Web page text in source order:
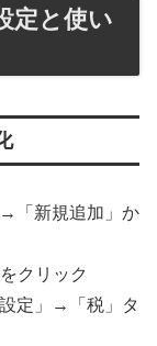
定と使い
「新規追加」か
クリック
定」→「税」タ